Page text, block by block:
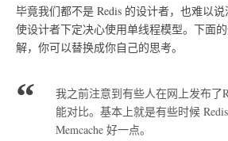
毕竟我们都不是 Redis 的设计者，也难以
使设计者下定决心使用单线程模型。下面
解，你可以替换成你自己的思考。
我之前注意到有些人在网上发布了
能对比。基本上就是有些时候
Memcache 好一点。